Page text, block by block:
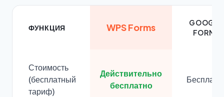
ФУНКЦИЯ WPS Forms
GOOGLE
FORMS
Стоимость
(бесплатный
тариф)
Действительно
бесплатно